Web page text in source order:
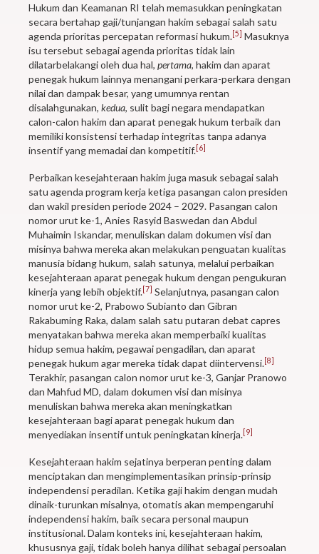
Hukum dan Keamanan RI telah memasukkan peningkatan
secara bertahap gaji/tunjangan hakim sebagai salah satu
agenda prioritas percepatan reformasi hukum.[5] Masuknya
isu tersebut sebagai agenda prioritas tidak lain
dilatarbelakangi oleh dua hal, pertama, hakim dan aparat
penegak hukum lainnya menangani perkara-perkara dengan
nilai dan dampak besar, yang umumnya rentan
disalahgunakan, kedua, sulit bagi negara mendapatkan
calon-calon hakim dan aparat penegak hukum terbaik dan
memiliki konsistensi terhadap integritas tanpa adanya
insentif yang memadai dan kompetitif.[6]
Perbaikan kesejahteraan hakim juga masuk sebagai salah
satu agenda program kerja ketiga pasangan calon presiden
dan wakil presiden periode 2024 – 2029. Pasangan calon
nomor urut ke-1, Anies Rasyid Baswedan dan Abdul
Muhaimin Iskandar, menuliskan dalam dokumen visi dan
misinya bahwa mereka akan melakukan penguatan kualitas
manusia bidang hukum, salah satunya, melalui perbaikan
kesejahteraan aparat penegak hukum dengan pengukuran
kinerja yang lebih objektif.[7] Selanjutnya, pasangan calon
nomor urut ke-2, Prabowo Subianto dan Gibran
Rakabuming Raka, dalam salah satu putaran debat capres
menyatakan bahwa mereka akan memperbaiki kualitas
hidup semua hakim, pegawai pengadilan, dan aparat
penegak hukum agar mereka tidak dapat diintervensi.[8]
Terakhir, pasangan calon nomor urut ke-3, Ganjar Pranowo
dan Mahfud MD, dalam dokumen visi dan misinya
menuliskan bahwa mereka akan meningkatkan
kesejahteraan bagi aparat penegak hukum dan
menyediakan insentif untuk peningkatan kinerja.[9]
Kesejahteraan hakim sejatinya berperan penting dalam
menciptakan dan mengimplementasikan prinsip-prinsip
independensi peradilan. Ketika gaji hakim dengan mudah
dinaik-turunkan misalnya, otomatis akan mempengaruhi
independensi hakim, baik secara personal maupun
institusional. Dalam konteks ini, kesejahteraan hakim,
khususnya gaji, tidak boleh hanya dilihat sebagai persoalan